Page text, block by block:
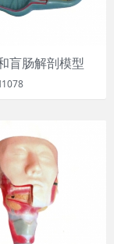
盲肠解剖模型